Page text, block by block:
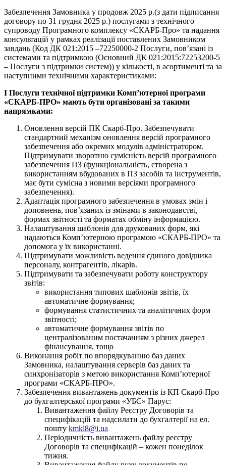
Забезпечення Замовника у продовж 2025 р.(з дати підписання
договору по 31 грудня 2025 р.) послугами з технічного
супроводу Програмного комплексу «СКАРБ-Про» та надання
консультацій у рамках реалізації поставлених Замовником
завдань (Код ДК 021:2015 –72250000-2 Послуги, пов’язані із
системами та підтримкою (Основний ДК 021:2015:72253200-5
– Послуги з підтримки систем)) у кількості, в асортименті та за
наступними технічними характеристиками:
I Послуги технічної підтримки Комп’ютерної програми
«СКАРБ-ПРО» мають бути організовані за такими
напрямками:
Оновлення версій ПК Скарб-Про. Забезпечувати
стандартний механізм оновлення версій програмного
забезпечення або окремих модулів адміністратором.
Підтримувати зворотню сумісність версій програмного
забезпечення ПЗ (функціональність, створена з
використанням вбудованих в ПЗ засобів та інструментів,
має бути сумісна з новими версіями програмного
забезпечення).
Адаптація програмного забезпечення в умовах змін і
доповнень, пов’язаних із змінами в законодавстві,
формах звітності та форматах обміну інформацією.
Налаштування шаблонів для друкованих форм, які
надаються Комп’ютерною програмою «СКАРБ-ПРО» та
допомога у їх використанні.
Підтримувати можливість ведення єдиного довідника
персоналу, контрагентів, лікарів.
Підтримувати та забезпечувати роботу конструктору
звітів:
використання типових шаблонів звітів, їх
автоматичне формування;
формування статистичних та аналітичних форм
звітності;
автоматичне формування звітів по
централізованим постачанням з різних джерел
фінансування, тощо
Виконання робіт по впорядкуванню баз даних
Замовника, налаштування серверів баз даних та
синхронізаторів з метою використання Комп’ютерної
програми «СКАРБ-ПРО».
Забезпечення вивантажень документів із КП Скарб-Про
до бухгалтерської програми «УБС» Парус:
Вивантаження файлу Реєстру Договорів та
специфікацій та надсилати до бухгалтерії на ел.
пошту kmkl8@i.ua
Періодичність вивантажень файлу реєстру
Договорів та специфікацій – кожен понеділок
тижня.